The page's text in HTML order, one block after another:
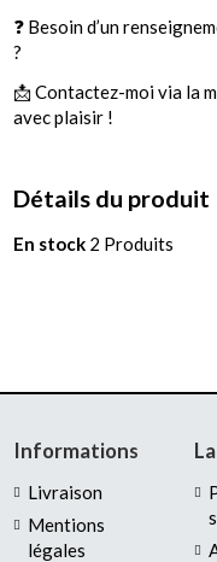
❓ Besoin d’un
?
📩 Contactez-moi via la
avec plaisir !
Détails du produit
En stock 2 Produits
Informations
Livraison
Mentions
légales